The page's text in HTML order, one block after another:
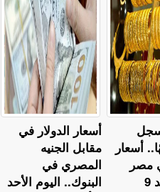
أسعار الدولار في
مقابل الجنيه
المصري في
البنوك.. اليوم الأحد
18 يسجل
أسعار
مصر
اليوم الأحد 9